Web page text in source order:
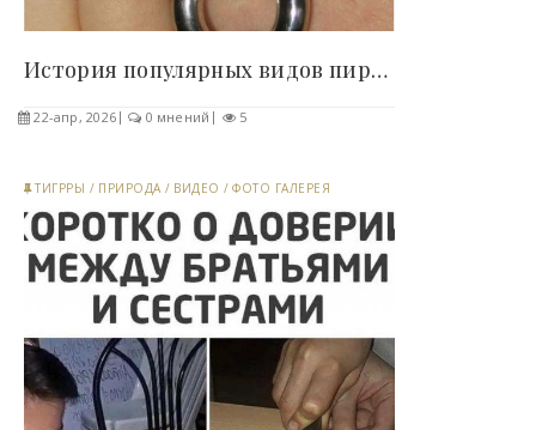
История популярных видов пирсинга, о которой вы..
22-апр, 2026 0 мнений 5
ТИГРРЫ / ПРИРОДА / ВИДЕО /ФОТО ГАЛЕРЕЯ